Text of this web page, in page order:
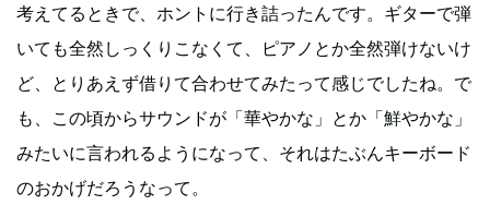
考えてるときで、ホントに行き詰ったんです。ギターで弾
いても全然しっくりこなくて、ピアノとか全然弾けないけ
ど、とりあえず借りて合わせてみたって感じでしたね。で
も、この頃からサウンドが「華やかな」とか「鮮やかな」
みたいに言われるようになって、それはたぶんキーボード
のおかげだろうなって。